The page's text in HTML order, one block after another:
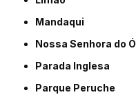
Mandaqui
Nossa Senhora do Ó
Parada Inglesa
Parque Peruche